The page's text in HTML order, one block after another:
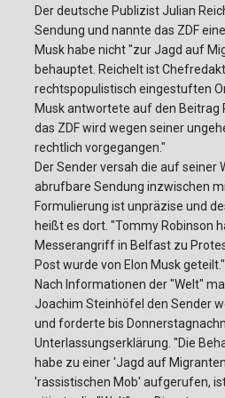
Der deutsche Publizist Julian
Sendung und nannte das ZDF
Musk habe nicht "zur Jagd auf
behauptet. Reichelt ist
rechtspopulistisch eingestuften
Musk antwortete auf den Beitrag
das ZDF wird wegen seiner
rechtlich vorgegangen."
Der Sender versah die auf seiner
abrufbare Sendung inzwischen
Formulierung ist unpräzise und
heißt es dort. "Tommy Robinson
Messerangriff in Belfast zu
Post wurde von Elon Musk geteilt."
Nach Informationen der "Welt"
Joachim Steinhöfel den Sender
und forderte bis
Unterlassungserklärung. "Die
habe zu einer 'Jagd auf
'rassistischen Mob' aufgerufen,